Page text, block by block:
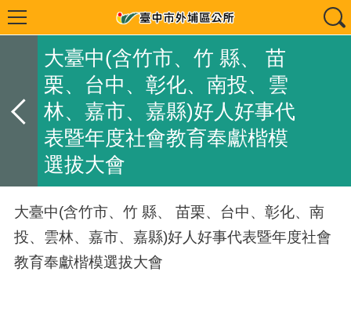
大臺中(含竹市、竹 縣、 苗
栗、台中、彰化、南投、雲
林、嘉市、嘉縣)好人好事代
表暨年度社會教育奉獻楷模
選拔大會
大臺中(含竹市、竹 縣、 苗栗、台中、彰化、南
投、雲林、嘉市、嘉縣)好人好事代表暨年度社會
教育奉獻楷模選拔大會